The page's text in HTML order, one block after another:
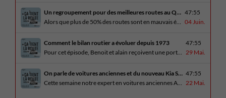
Un regroupement pour des meilleures routes au Québec
Alors que plus de 50% des routes sont en mauvais état, le regroupement pour des meilleures routes au Québec voit le jour. Dans cet épisode, Benoit et Alain discutent avec Me Caroline Amireault, directrice générale de l’Association des constructeurs de routes et grands travaux du Québec. En essai routier Alain prend la route avec le [...]
47:55
04 Juin.
Comment le bilan routier a évoluer depuis 1973
Pour cet épisode, Benoit et alain reçoivent une porte parole de la SAAQ, Geneviève Côté, qui parle de l’actuelle campagne publicitaire au sujet du bilan routier et des gestes concrets pour diminuer les décès sur nos routes. On parle aussi au président de Lexus Canada, Martin Gilbert, de la nouvelle Lexus ES. En essai routier, [...]
47:55
29 Mai.
On parle de voitures anciennes et du nouveau Kia Seltos 2027
Cette semaine notre expert en voitures anciennes André Fitzback vient donner des trucs pour ne pas perdre ses enjoliveurs sur nos vieilles voitures. Benoit revient de la Corée du Sud et nous offre un essai exclusif du Kia Seltos 2027 qui arrive plus tard cet été et Alain a fait l’essai du Toyota Tundra hybride.
47:55
22 Mai.